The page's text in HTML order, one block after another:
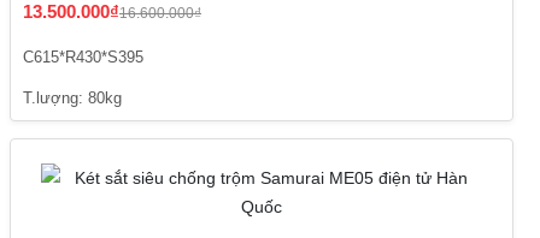
13.500.000₫16.600.000₫
C615*R430*S395
T.lượng: 80kg